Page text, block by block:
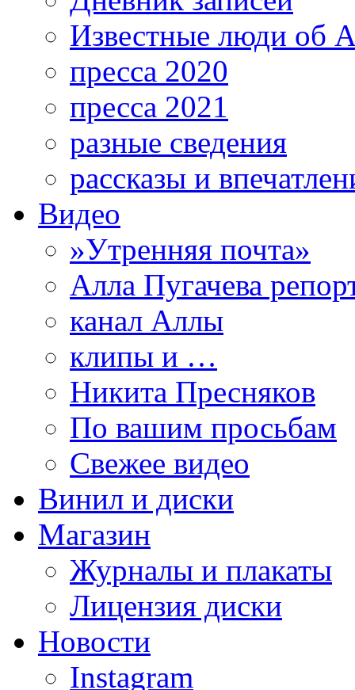
Известные люди об
пресса 2020
пресса 2021
разные сведения
рассказы и
Видео
»Утренняя почта»
Алла Пугачева
канал Аллы
клипы и …
Никита Пресняков
По вашим просьбам
Свежее видео
Винил и диски
Магазин
Журналы и плакаты
Лицензия диски
Новости
Instagram